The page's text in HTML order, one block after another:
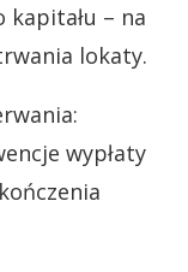
– na
lokaty.
wypłaty